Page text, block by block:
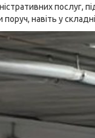
послуг,
навіть у